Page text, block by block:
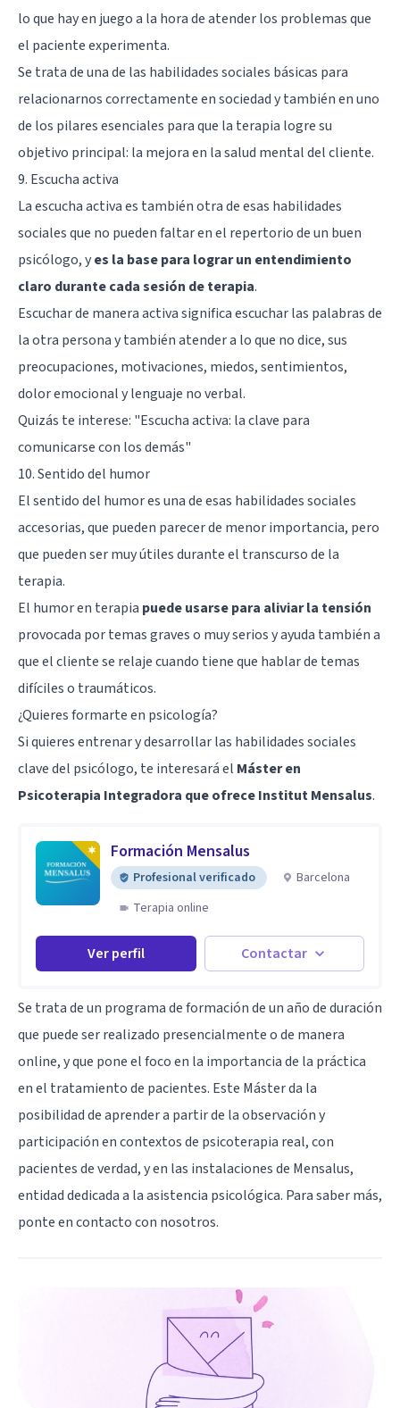
lo que hay en juego a la hora de atender los problemas que
el paciente experimenta.
Se trata de una de las habilidades sociales básicas para
relacionarnos correctamente en sociedad y también en uno
de los pilares esenciales para que la terapia logre su
objetivo principal: la mejora en la salud mental del cliente.
9. Escucha activa
La escucha activa es también otra de esas habilidades
sociales que no pueden faltar en el repertorio de un buen
psicólogo, yes la base para lograr un entendimiento
claro durante cada sesión de terapia.
Escuchar de manera activa significa escuchar las palabras de
la otra persona y también atender a lo que no dice, sus
preocupaciones, motivaciones, miedos, sentimientos,
dolor emocional y lenguaje no verbal.
Quizás te interese: "Escucha activa: la clave para
comunicarse con los demás"
10. Sentido del humor
El sentido del humor es una de esas habilidades sociales
accesorias, que pueden parecer de menor importancia, pero
que pueden ser muy útiles durante el transcurso de la
terapia.
El humor en terapia puede usarse para aliviar la tensión
provocada por temas graves o muy serios y ayuda también a
que el cliente se relaje cuando tiene que hablar de temas
difíciles o traumáticos.
¿Quieres formarte en psicología?
Si quieres entrenar y desarrollar las habilidades sociales
clave del psicólogo, te interesará el Máster en
Psicoterapia Integradora que ofrece Institut Mensalus.
Formación Mensalus
Profesional verificado
Barcelona
Terapia online
Ver perfil Contactar
Se trata de un programa de formación de un año de duración
que puede ser realizado presencialmente o de manera
online, y que pone el foco en la importancia de la práctica
en el tratamiento de pacientes. Este Máster da la
posibilidad de aprender a partir de la observación y
participación en contextos de psicoterapia real, con
pacientes de verdad, y en las instalaciones de Mensalus,
entidad dedicada a la asistencia psicológica. Para saber más,
ponte en contacto con nosotros.